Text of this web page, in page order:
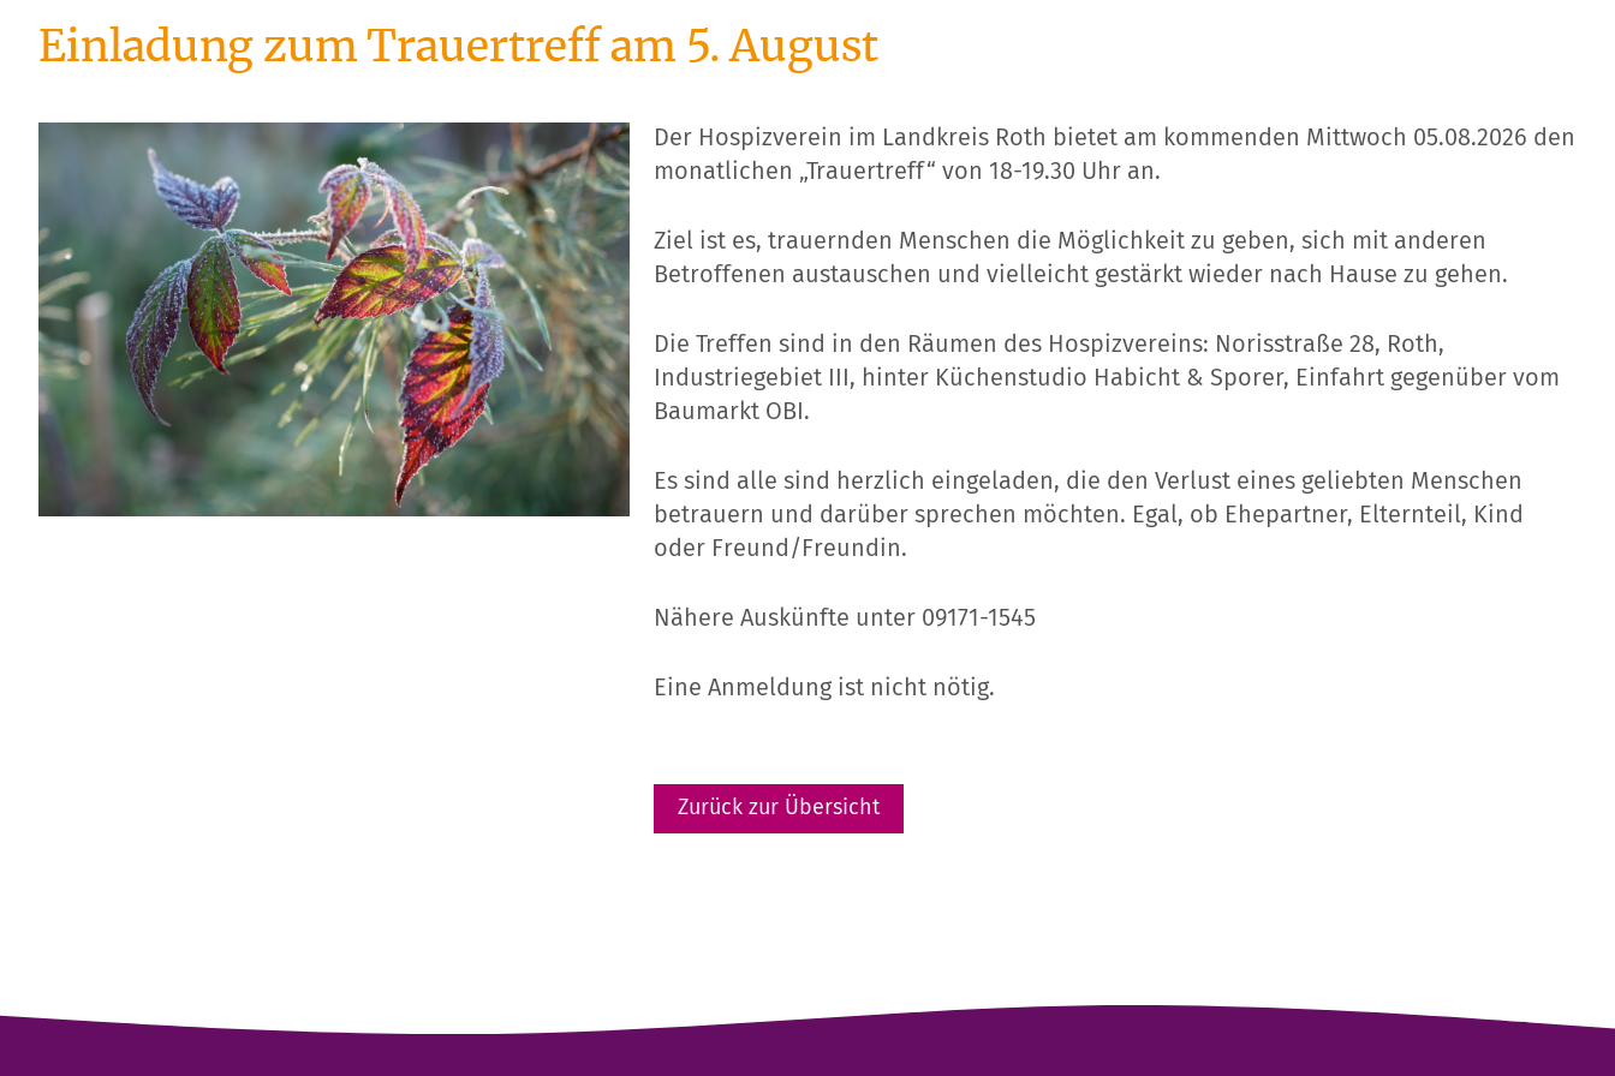
Einladung zum Trauertreff am 5. August
Der Hospizverein im Landkreis Roth bietet am kommenden Mittwoch 05.08.2026 den
monatlichen „Trauertreff“ von 18-19.30 Uhr an.
Ziel ist es, trauernden Menschen die Möglichkeit zu geben, sich mit anderen
Betroffenen austauschen und vielleicht gestärkt wieder nach Hause zu gehen.
Die Treffen sind in den Räumen des Hospizvereins: Norisstraße 28, Roth,
Industriegebiet III, hinter Küchenstudio Habicht & Sporer, Einfahrt gegenüber vom
Baumarkt OBI.
Es sind alle sind herzlich eingeladen, die den Verlust eines geliebten Menschen
betrauern und darüber sprechen möchten. Egal, ob Ehepartner, Elternteil, Kind
oder Freund/Freundin.
Nähere Auskünfte unter 09171-1545
Eine Anmeldung ist nicht nötig.
Zurück zur Übersicht